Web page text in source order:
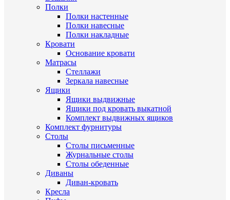
Полки
Полки настенные
Полки навесные
Полки накладные
Кровати
Основание кровати
Матрасы
Стеллажи
Зеркала навесные
Ящики
Ящики выдвижные
Ящики под кровать выкатной
Комплект выдвижных ящиков
Комплект фурнитуры
Столы
Столы письменные
Журнальные cтолы
Столы обеденные
Диваны
Диван-кровать
Кресла